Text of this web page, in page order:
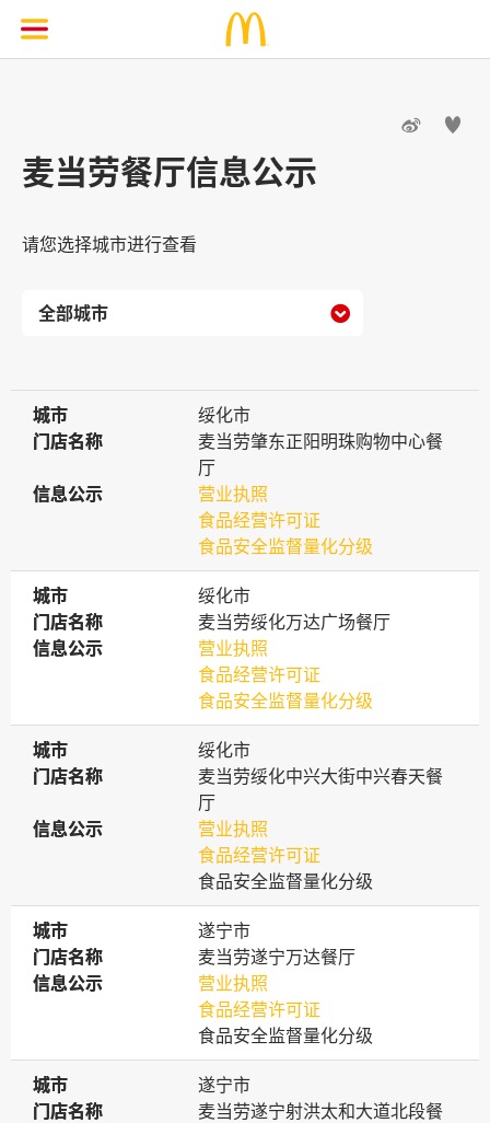
 
麦当劳餐厅信息公示
请您选择城市进行查看

城市
城市
绥化市
门店名称
门店名称
麦当劳肇东正阳明珠购物中心餐
厅
信息公示
信息公示
营业执照
食品经营许可证
食品安全监督量化分级
城市
城市
绥化市
门店名称
门店名称
麦当劳绥化万达广场餐厅
信息公示
信息公示
营业执照
食品经营许可证
食品安全监督量化分级
城市
城市
绥化市
门店名称
门店名称
麦当劳绥化中兴大街中兴春天餐
厅
信息公示
信息公示
营业执照
食品经营许可证
食品安全监督量化分级
城市
城市
遂宁市
门店名称
门店名称
麦当劳遂宁万达餐厅
信息公示
信息公示
营业执照
食品经营许可证
食品安全监督量化分级
城市
城市
遂宁市
门店名称
门店名称
麦当劳遂宁射洪太和大道北段餐